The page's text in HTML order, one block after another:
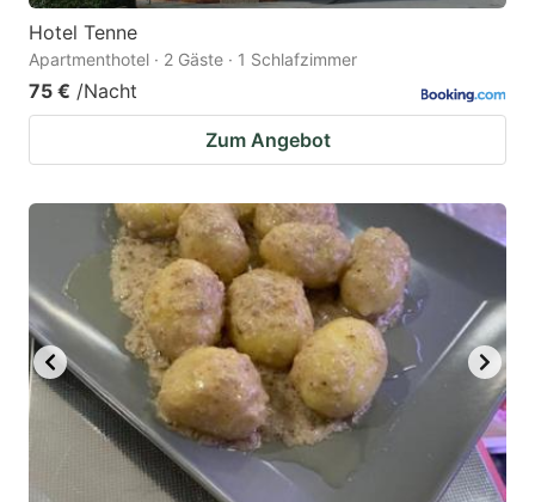
Hotel Tenne
Apartmenthotel · 2 Gäste · 1 Schlafzimmer
75 € /Nacht
Zum Angebot